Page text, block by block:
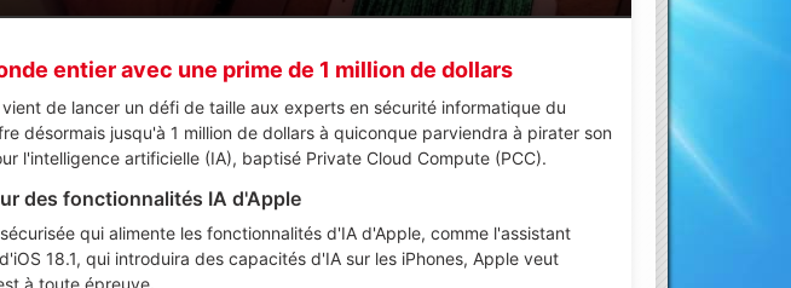
entier avec une prime de 1 million de dollars
de lancer un défi de taille aux experts en sécurité informatique du
désormais jusqu'à 1 million de dollars à quiconque parviendra à pirater son
l'intelligence artificielle (IA), baptisé Private Cloud Compute (PCC).
des fonctionnalités IA d'Apple
qui alimente les fonctionnalités d'IA d'Apple, comme l'assistant
18.1, qui introduira des capacités d'IA sur les iPhones, Apple veut
à toute épreuve.